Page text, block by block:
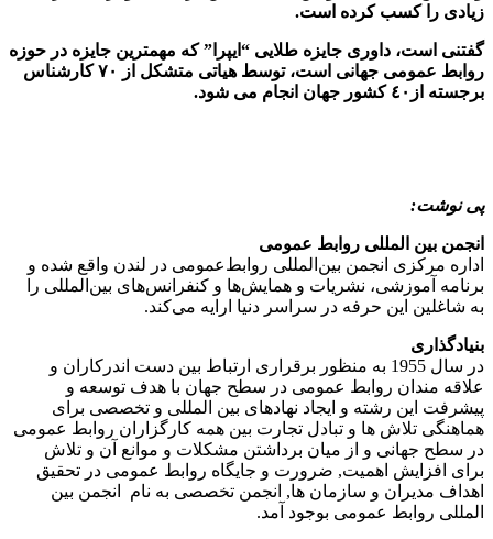
زیادی را کسب کرده است.
گفتنی است، داوری جایزه طلایی “ایپرا” که مهمترین جایزه در حوزه
روابط عمومی جهانی است، توسط هیاتی متشکل از ٧٠ کارشناس
برجسته از٤٠ کشور جهان انجام می شود.
پی نوشت:
انجمن بین المللی روابط عمومی
اداره مرکزی انجمن بین‌المللی روابط‌عمومی در لندن واقع شده و
برنامه‌ آموزشی، نشریات و همایش‌ها و کنفرانس‌های بین‌المللی را
به شاغلین این حرفه در سراسر دنیا ارایه می‌کند.
بنیادگذاری
در سال 1955 به منظور برقراری ارتباط بین دست اندرکاران و
علاقه مندان روابط عمومی در سطح جهان با هدف توسعه و
پیشرفت این رشته و ایجاد نهادهای بین المللی و تخصصی برای
هماهنگی تلاش ها و تبادل تجارت بین همه کارگزاران روابط عمومی
در سطح جهانی و از میان برداشتن مشکلات و موانع آن و تلاش
برای افزایش اهمیت, ضرورت و جایگاه روابط عمومی در تحقیق
اهداف مدیران و سازمان ها, انجمن تخصصی به نام انجمن بین
المللی روابط عمومی بوجود آمد.